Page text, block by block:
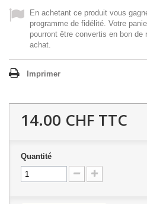
En achetant ce produit vous
programme de fidélité. Votre
pourront être convertis en bon de
achat.
Imprimer
14.00 CHF TTC
Quantité